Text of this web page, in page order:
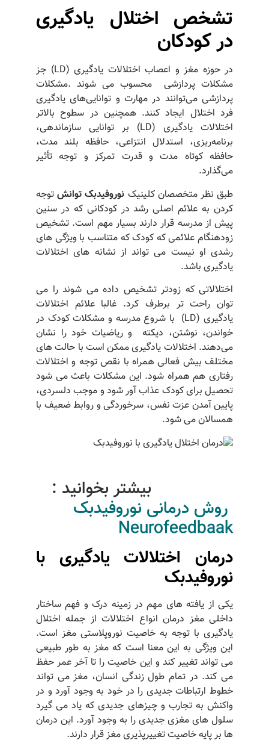
تشخص اختلال یادگیری
در کودکان
در حوزه مغز و اعصاب اختلالات یادگیری (LD) جز
مشکلات پردازشی محسوب می شوند .مشکلات
پردازشی می‌توانند در مهارت و توانایی‌های یادگیری
فرد اختلال ایجاد کنند. همچنین در سطوح بالاتر
اختلالات یادگیری (LD) بر توانایی سازماندهی،
برنامه‌ریزی، استدلال انتزاعی، حافظه بلند مدت،
حافظه کوتاه مدت و قدرت تمرکز و توجه تأثیر
می‌گذارد.
طبق نظر متخصصان کلینیکنوروفیدبک توانشتوجه
کردن به علائم اصلی رشد در کودکانی که در سنین
پیش از مدرسه قرار دارند بسیار مهم است. تشخیص
زودهنگام علائمی که کودک که متناسب با ویژگی های
رشدی او نیست می تواند از نشانه های اختلالات
یادگیری باشد.
اختلالاتی که زودتر تشخیص داده می شوند را می
توان راحت تر برطرف کرد. غالبا علائم اختلالات
یادگیری (LD) با شروع مدرسه و مشکلات کودک در
خواندن، نوشتن، دیکته و ریاضیات خود را نشان
می‌دهند. اختلالات یادگیری ممکن است با حالت های
مختلف بیش فعالی همراه با نقص توجه و اختلالات
رفتاری هم همراه شود. این مشکلات باعث می شود
تحصیل برای کودک عذاب آور شود و موجب دلسردی،
پایین آمدن عزت نفس، سرخوردگی و روابط ضعیف با
همسالان می شود.
بیشتر بخوانید :
روش درمانی نوروفیدبک
Neurofeedbaak
درمان اختلالات یادگیری با
نوروفیدبک
یکی از یافته های مهم در زمینه درک و فهم ساختار
داخلی مغز درمان انواع اختلالات از جمله اختلال
یادگیری با توجه به خاصیت نوروپلاستی مغز است.
این ویژگی به این معنا است که مغز به طور طبیعی
می تواند تغییر کند و این خاصیت را تا آخر عمر حفظ
می کند. در تمام طول زندگی انسان، مغز می تواند
خطوط ارتباطات جدیدی را در خود به وجود آورد و در
واکنش به تجارب و چیزهای جدیدی که یاد می گیرد
سلول های مغزی جدیدی را به وجود آورد. این درمان
ها بر پایه خاصیت تغییرپذیری مغز قرار دارند.